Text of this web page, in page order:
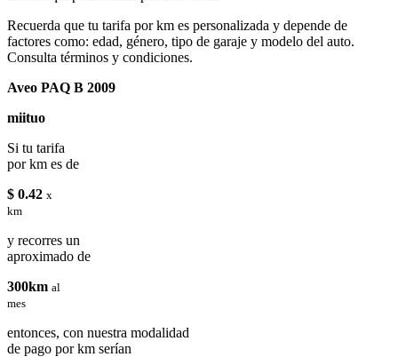
Recuerda que tu tarifa por km es personalizada y depende de
factores como: edad, género, tipo de garaje y modelo del auto.
Consulta términos y condiciones.
Aveo PAQ B 2009
miituo
Si tu tarifa
por km es de
$ 0.42 x
km
y recorres un
aproximado de
300km al
mes
entonces, con nuestra modalidad
de pago por km serían